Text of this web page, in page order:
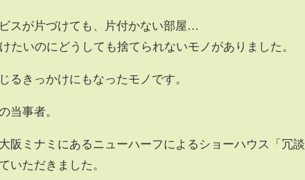
スが片づけても、片付かない部屋…
たいのにどうしても捨てられないモノがありました。
るきっかけにもなったモノです。
当事者。
阪ミナミにあるニューハーフによるショーハウス「冗談
いただきました。